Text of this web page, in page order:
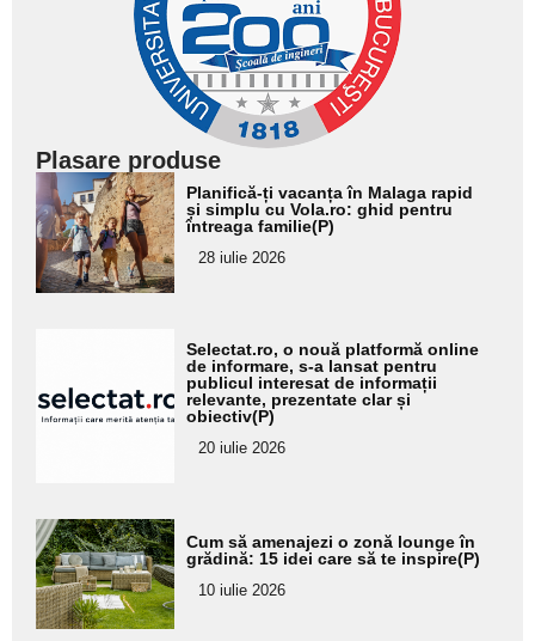
Plasare produse
Adaugă
aici textul
pentru
subtitlu
Planifică-ți vacanța în Malaga rapid
și simplu cu Vola.ro: ghid pentru
întreaga familie(P)
28 iulie 2026
pentru
subtitlu
Selectat.ro, o nouă platformă online
de informare, s-a lansat pentru
publicul interesat de informații
relevante, prezentate clar și
obiectiv(P)
20 iulie 2026
Adaugă
aici textul
pentru
subtitlu
Cum să amenajezi o zonă lounge în
grădină: 15 idei care să te inspire(P)
10 iulie 2026